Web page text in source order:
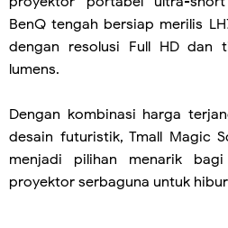
BenQ tengah bersiap merilis
dengan resolusi Full HD dan
lumens.
Dengan kombinasi harga
desain futuristik, Tmall Magic
menjadi pilihan menarik
proyektor serbaguna untuk